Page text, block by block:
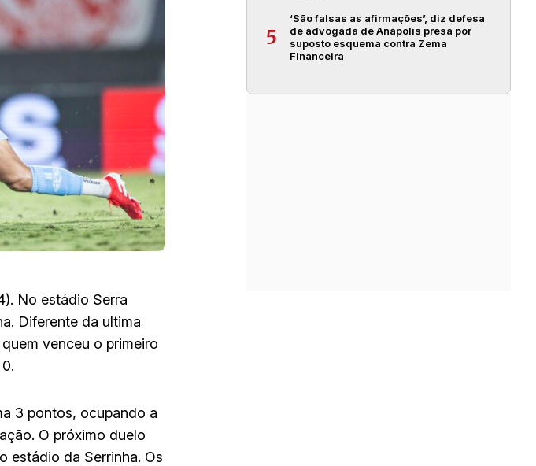
No estádio Serra
Diferente da ultima
venceu o primeiro
3 pontos, ocupando a
O próximo duelo
estádio da Serrinha. Os
5
‘São falsas as afirmações’, diz defesa
de advogada de Anápolis presa por
suposto esquema contra Zema
Financeira